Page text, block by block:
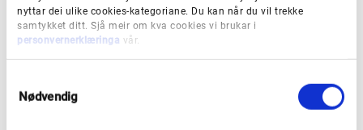
nyttar dei ulike cookies-kategoriane. Du kan når du vil trekke
samtykket ditt. Sjå meir om kva cookies vi brukar i
personvernerklæringa vår.
Nødvendig
Ønskjer fleire fylke skal ta i
bruk
Utstillinga kan takast i bruk ved alle folkebibliotek i